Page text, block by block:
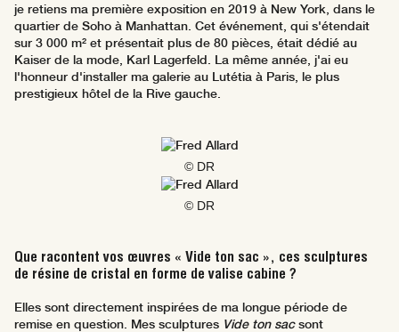
je retiens ma première exposition en 2019 à New York, dans le
quartier de Soho à Manhattan. Cet événement, qui s'étendait
sur 3 000 m² et présentait plus de 80 pièces, était dédié au
Kaiser de la mode, Karl Lagerfeld. La même année, j'ai eu
l'honneur d'installer ma galerie au Lutétia à Paris, le plus
prestigieux hôtel de la Rive gauche.
© DR
© DR
Que racontent vos œuvres « Vide ton sac », ces sculptures
de résine de cristal en forme de valise cabine ?
Elles sont directement inspirées de ma longue période de
remise en question. Mes sculptures Vide ton sacsont